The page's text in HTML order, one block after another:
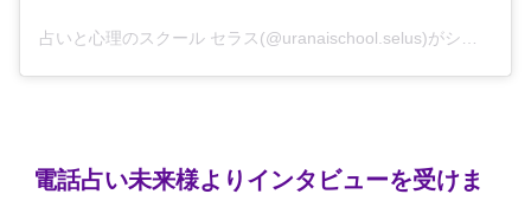
電話占い未来様よりインタビューを受けま